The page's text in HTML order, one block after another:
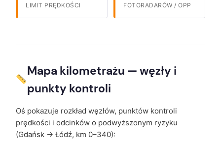
LIMIT PRĘDKOŚCI FOTORADARÓW / OPP
Mapa kilometrażu — węzły i
punkty kontroli
Oś pokazuje rozkład węzłów, punktów kontroli
prędkości i odcinków o podwyższonym ryzyku
(Gdańsk → Łódź, km 0–340):